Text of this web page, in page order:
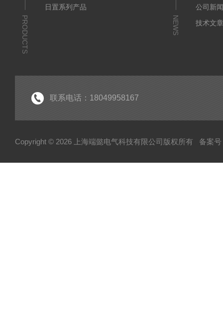
PRODUCTS
日置系列产品
NEWS
公司新
技术文
联系电话：18049958167
Copyright © 2026 上海端懿电气科技有限公司版权所有 备案号